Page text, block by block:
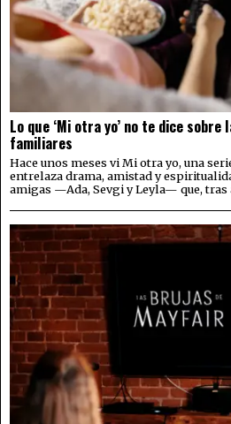
Lo que ‘Mi otra yo’ no te dice
familiares
Hace unos meses vi Mi otra yo, una
entrelaza drama, amistad y
amigas —Ada, Sevgi y Leyla— que,